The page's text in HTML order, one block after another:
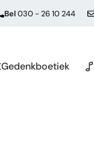
Bel030 - 26 10 244
Gedenkboetiek